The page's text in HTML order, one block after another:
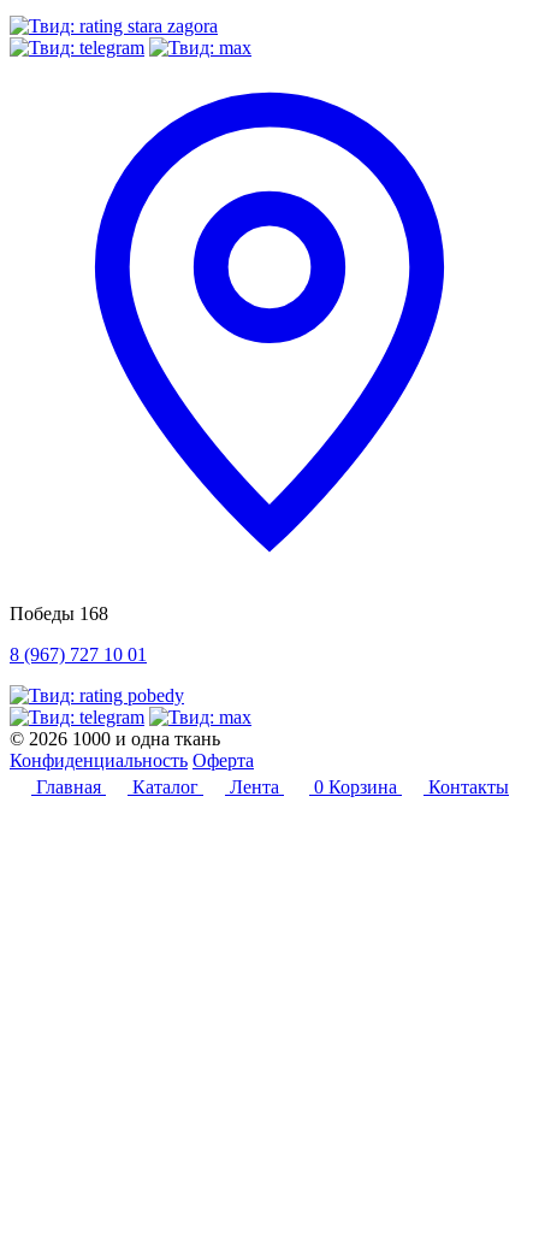
Победы 168
8 (967) 727 10 01
© 2026 1000 и одна ткань
Конфиденциальность Оферта
Главная
Каталог Лента 0 Корзина Контакты